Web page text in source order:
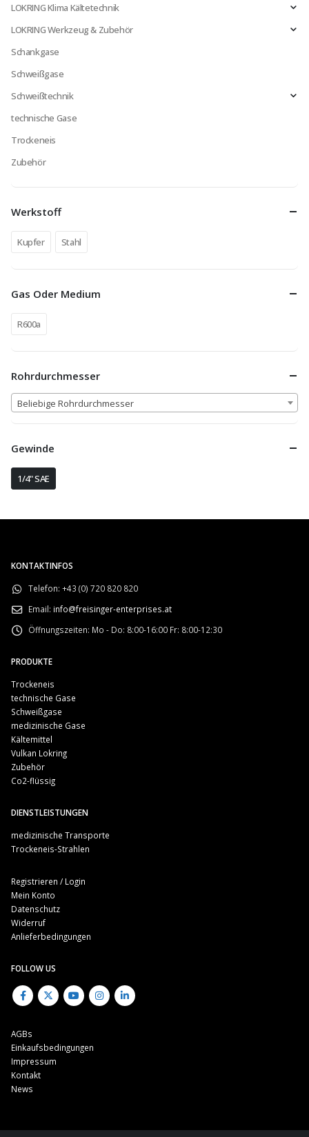
LOKRING Klima Kältetechnik
LOKRING Werkzeug & Zubehör
Schankgase
Schweißgase
Schweißtechnik
technische Gase
Trockeneis
Zubehör
Werkstoff
Kupfer Stahl
Gas Oder Medium
R600a
Rohrdurchmesser
Beliebige Rohrdurchmesser
Gewinde
1/4" SAE
KONTAKTINFOS
Telefon: +43 (0) 720 820 820
Email: info@freisinger-enterprises.at
Öffnungszeiten: Mo - Do: 8:00-16:00 Fr: 8:00-12:30
PRODUKTE
Trockeneis
technische Gase
Schweißgase
medizinische Gase
Kältemittel
Vulkan Lokring
Zubehör
Co2-flüssig
DIENSTLEISTUNGEN
medizinische Transporte
Trockeneis-Strahlen
Registrieren / Login
Mein Konto
Datenschutz
Widerruf
Anlieferbedingungen
FOLLOW US
AGBs
Einkaufsbedingungen
Impressum
Kontakt
News